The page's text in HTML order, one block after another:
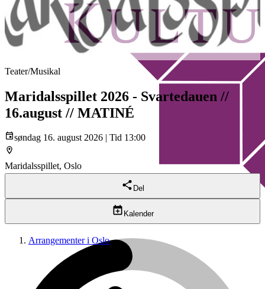
Teater/Musikal
Maridalsspillet 2026 - Svartedauen //
16.august // MATINÉ
søndag 16. august 2026 | Tid 13:00
Maridalsspillet, Oslo
Del
Kalender
Arrangementer i Oslo